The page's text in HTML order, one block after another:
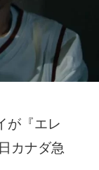
が『エレ
カナダ急